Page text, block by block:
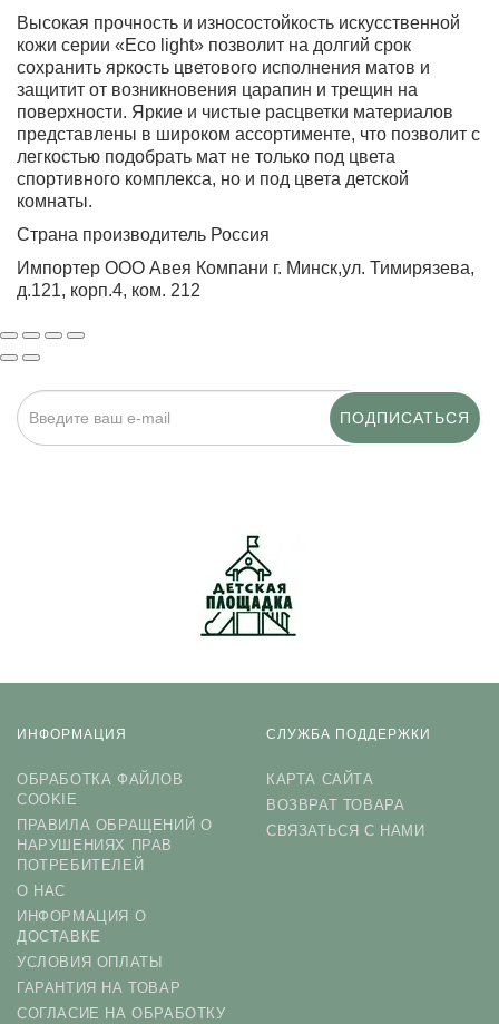
Высокая прочность и износостойкость искусственной
кожи серии «Eco light» позволит на долгий срок
сохранить яркость цветового исполнения матов и
защитит от возникновения царапин и трещин на
поверхности. Яркие и чистые расцветки материалов
представлены в широком ассортименте, что позволит с
легкостью подобрать мат не только под цвета
спортивного комплекса, но и под цвета детской
комнаты.
Страна производитель Россия
Импортер ООО Авея Компани г. Минск,ул. Тимирязева,
д.121, корп.4, ком. 212
ПОДПИСАТЬСЯ
ИНФОРМАЦИЯ
ОБРАБОТКА ФАЙЛОВ
COOKIE
ПРАВИЛА ОБРАЩЕНИЙ О
НАРУШЕНИЯХ ПРАВ
ПОТРЕБИТЕЛЕЙ
О НАС
ИНФОРМАЦИЯ О
ДОСТАВКЕ
УСЛОВИЯ ОПЛАТЫ
ГАРАНТИЯ НА ТОВАР
СОГЛАСИЕ НА ОБРАБОТКУ
СЛУЖБА ПОДДЕРЖКИ
КАРТА САЙТА
ВОЗВРАТ ТОВАРА
СВЯЗАТЬСЯ С НАМИ